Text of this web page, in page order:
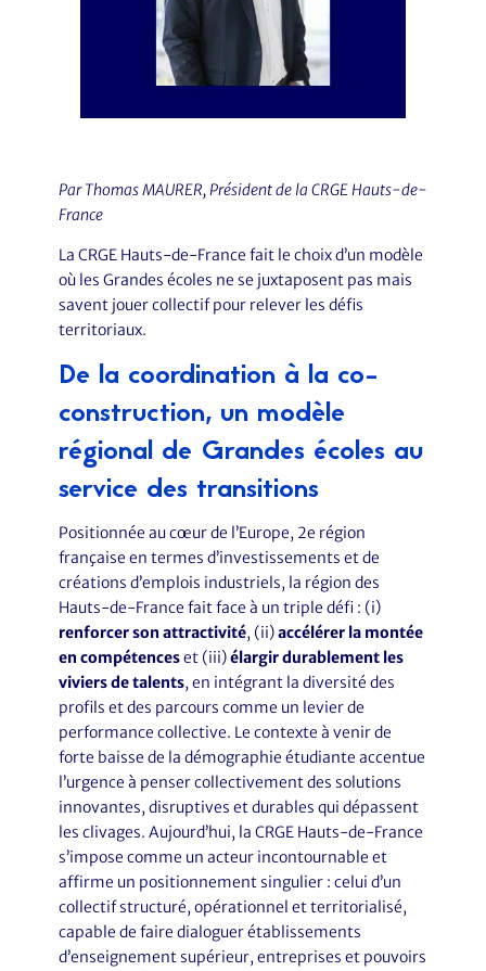
Par Thomas MAURER, Président de la CRGE Hauts-de-
France
La CRGE Hauts-de-France fait le choix d’un modèle
où les Grandes écoles ne se juxtaposent pas mais
savent jouer collectif pour relever les défis
territoriaux.
De la coordination à la co-
construction, un modèle
régional de Grandes écoles au
service des transitions
Positionnée au cœur de l’Europe, 2e région
française en termes d’investissements et de
créations d’emplois industriels, la région des
Hauts-de-France fait face à un triple défi : (i)
renforcer son attractivité, (ii)accélérer la montée
en compétenceset (iii)élargir durablement les
viviers de talents, en intégrant la diversité des
profils et des parcours comme un levier de
performance collective. Le contexte à venir de
forte baisse de la démographie étudiante accentue
l’urgence à penser collectivement des solutions
innovantes, disruptives et durables qui dépassent
les clivages. Aujourd’hui, la CRGE Hauts-de-France
s’impose comme un acteur incontournable et
affirme un positionnement singulier : celui d’un
collectif structuré, opérationnel et territorialisé,
capable de faire dialoguer établissements
d’enseignement supérieur, entreprises et pouvoirs